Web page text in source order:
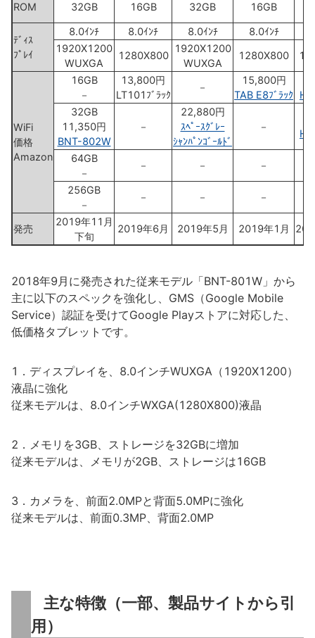
ROM
32GB 16GB 32GB 16GB
ﾃﾞｨｽ
ﾌﾟﾚｲ
8.0ｲﾝﾁ 8.0ｲﾝﾁ 8.0ｲﾝﾁ 8.0ｲﾝﾁ
1920X1200
WUXGA
1280X800
1920X1200
WUXGA
1280X800
WiFi
価格
Amazon
16GB
－
13,800円
LT101ﾌﾞﾗｯｸ
－
15,800円
TAB E8ﾌﾞﾗｯｸ
32GB
11,350円
BNT-802W
－
22,880円
ｽﾍﾟｰｽｸﾞﾚｰ
ｼｬﾝﾊﾟﾝｺﾞｰﾙﾄﾞ
－
64GB
－
－ － －
256GB
－
－ － －
発売
2019年11月
下旬
2019年6月 2019年5月 2019年1月
2018年9月に発売された従来モデル「BNT-801W」から
主に以下のスペックを強化し、GMS（Google Mobile
Service）認証を受けてGoogle Playストアに対応した、
低価格タブレットです。
1．ディスプレイを、8.0インチWUXGA（1920X1200）
液晶に強化
従来モデルは、8.0インチWXGA(1280X800)液晶
2．メモリを3GB、ストレージを32GBに増加
従来モデルは、メモリが2GB、ストレージは16GB
3．カメラを、前面2.0MPと背面5.0MPに強化
従来モデルは、前面0.3MP、背面2.0MP
主な特徴（一部、製品サイトから引
用）